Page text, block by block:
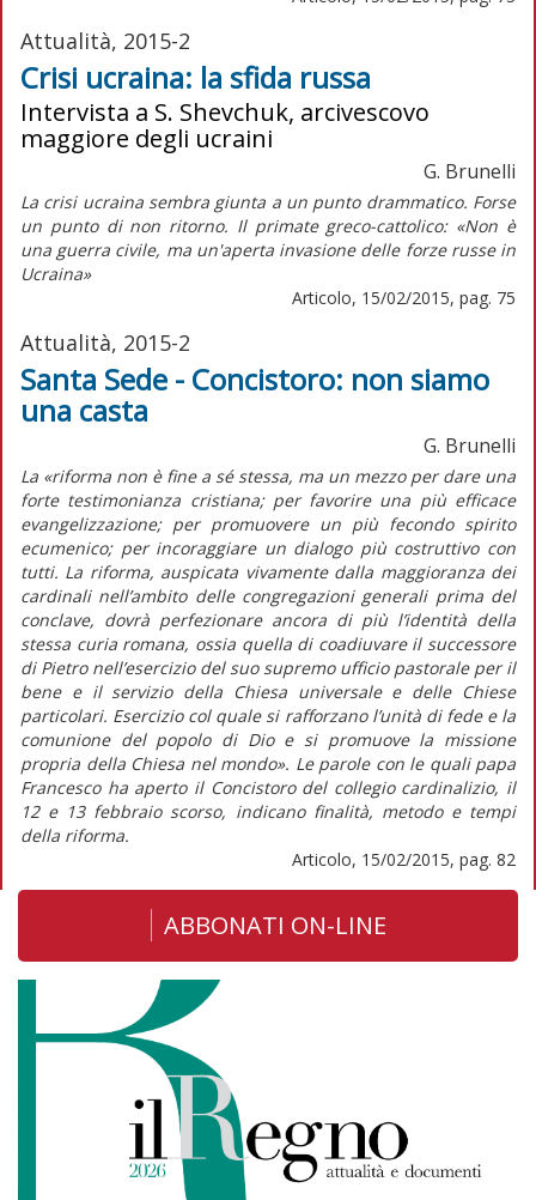
Attualità, 2015-2
Crisi ucraina: la sfida russa
Intervista a S. Shevchuk, arcivescovo
maggiore degli ucraini
G. Brunelli
La crisi ucraina sembra giunta a un punto drammatico. Forse
un punto di non ritorno. Il primate greco-cattolico: «Non è
una guerra civile, ma un'aperta invasione delle forze russe in
Ucraina»
Articolo, 15/02/2015, pag. 75
Attualità, 2015-2
Santa Sede - Concistoro: non siamo
una casta
G. Brunelli
La «riforma non è fine a sé stessa, ma un mezzo per dare una
forte testimonianza cristiana; per favorire una più efficace
evangelizzazione; per promuovere un più fecondo spirito
ecumenico; per incoraggiare un dialogo più costruttivo con
tutti. La riforma, auspicata vivamente dalla maggioranza dei
cardinali nell’ambito delle congregazioni generali prima del
conclave, dovrà perfezionare ancora di più l’identità della
stessa curia romana, ossia quella di coadiuvare il successore
di Pietro nell’esercizio del suo supremo ufficio pastorale per il
bene e il servizio della Chiesa universale e delle Chiese
particolari. Esercizio col quale si rafforzano l’unità di fede e la
comunione del popolo di Dio e si promuove la missione
propria della Chiesa nel mondo». Le parole con le quali papa
Francesco ha aperto il Concistoro del collegio cardinalizio, il
12 e 13 febbraio scorso, indicano finalità, metodo e tempi
della riforma.
Articolo, 15/02/2015, pag. 82
ABBONATI ON-LINE